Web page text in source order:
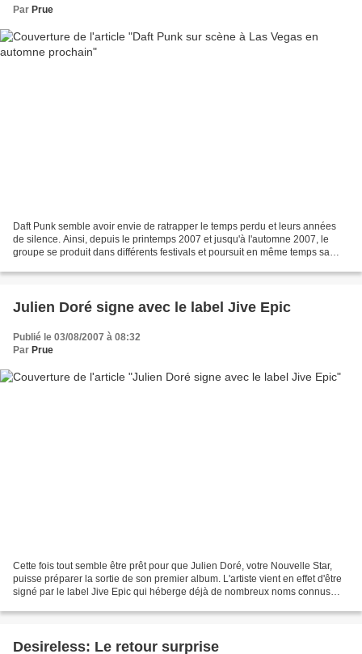
Par Prue
Daft Punk semble avoir envie de ratrapper le temps perdu et leurs années
de silence. Ainsi, depuis le printemps 2007 et jusqu'à l'automne 2007, le
groupe se produit dans différents festivals et poursuit en même temps sa
Julien Doré signe avec le label Jive Epic
Publié le 03/08/2007 à 08:32
Par Prue
Cette fois tout semble être prêt pour que Julien Doré, votre Nouvelle Star,
puisse préparer la sortie de son premier album. L'artiste vient en effet d'être
signé par le label Jive Epic qui héberge déjà de nombreux noms connus
Desireless: Le retour surprise